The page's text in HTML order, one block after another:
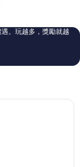
評
論
。玩越多，獎勵就越